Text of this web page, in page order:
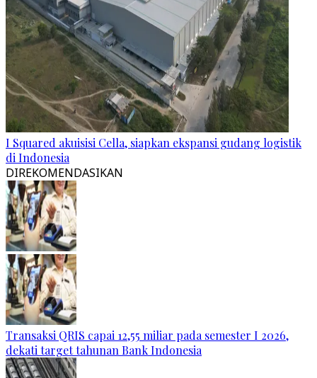
I Squared akuisisi Cella, siapkan ekspansi gudang logistik
di Indonesia
DIREKOMENDASIKAN
Transaksi QRIS capai 12,55 miliar pada semester I 2026,
dekati target tahunan Bank Indonesia